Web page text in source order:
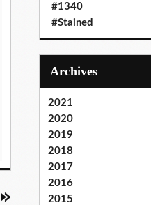
#1340
#Stained
Archives
2021
2020
2019
2018
2017
2016
2015